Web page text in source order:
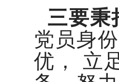
三要秉
党员身
优， 立